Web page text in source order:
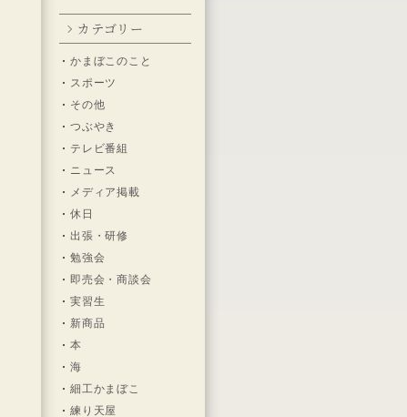
カテゴリー
かまぼこのこと
スポーツ
その他
つぶやき
テレビ番組
ニュース
メディア掲載
休日
出張・研修
勉強会
即売会・商談会
実習生
新商品
本
海
細工かまぼこ
練り天屋